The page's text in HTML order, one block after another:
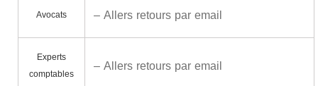
Avocats – Allers retours par email
Experts
comptables
– Allers retours par email